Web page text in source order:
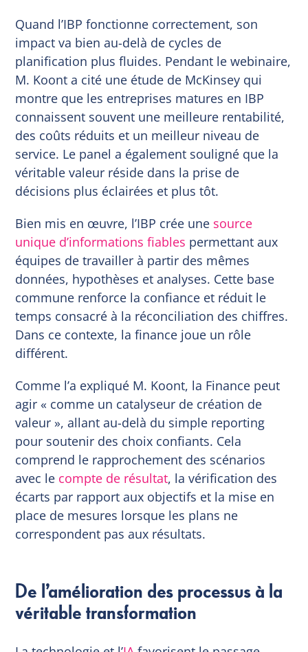
Quand l’IBP fonctionne correctement, son
impact va bien au-delà de cycles de
planification plus fluides. Pendant le webinaire,
M. Koont a cité une étude de McKinsey qui
montre que les entreprises matures en IBP
connaissent souvent une meilleure rentabilité,
des coûts réduits et un meilleur niveau de
service. Le panel a également souligné que la
véritable valeur réside dans la prise de
décisions plus éclairées et plus tôt.
Bien mis en œuvre, l’IBP crée une source
unique d’informations fiables permettant aux
équipes de travailler à partir des mêmes
données, hypothèses et analyses. Cette base
commune renforce la confiance et réduit le
temps consacré à la réconciliation des chiffres.
Dans ce contexte, la finance joue un rôle
différent.
Comme l’a expliqué M. Koont, la Finance peut
agir « comme un catalyseur de création de
valeur », allant au-delà du simple reporting
pour soutenir des choix confiants. Cela
comprend le rapprochement des scénarios
avec le compte de résultat, la vérification des
écarts par rapport aux objectifs et la mise en
place de mesures lorsque les plans ne
correspondent pas aux résultats.
De l’amélioration des processus à la
véritable transformation